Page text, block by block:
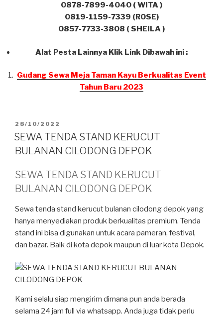
0878-7899-4040 ( WITA )
0819-1159-7339 (ROSE)
0857-7733-3808 ( SHEILA )
Alat Pesta Lainnya Klik Link Dibawah ini :
Gudang Sewa Meja Taman Kayu Berkualitas Event
Tahun Baru 2023
DIPOSKAN
PADA
28/10/2022
SEWA TENDA STAND KERUCUT
BULANAN CILODONG DEPOK
SEWA TENDA STAND KERUCUT
BULANAN CILODONG DEPOK
Sewa tenda stand kerucut bulanan cilodong depok yang
hanya menyediakan produk berkualitas premium. Tenda
stand ini bisa digunakan untuk acara pameran, festival,
dan bazar. Baik di kota depok maupun di luar kota Depok.
Kami selalu siap mengirim dimana pun anda berada
selama 24 jam full via whatsapp. Anda juga tidak perlu